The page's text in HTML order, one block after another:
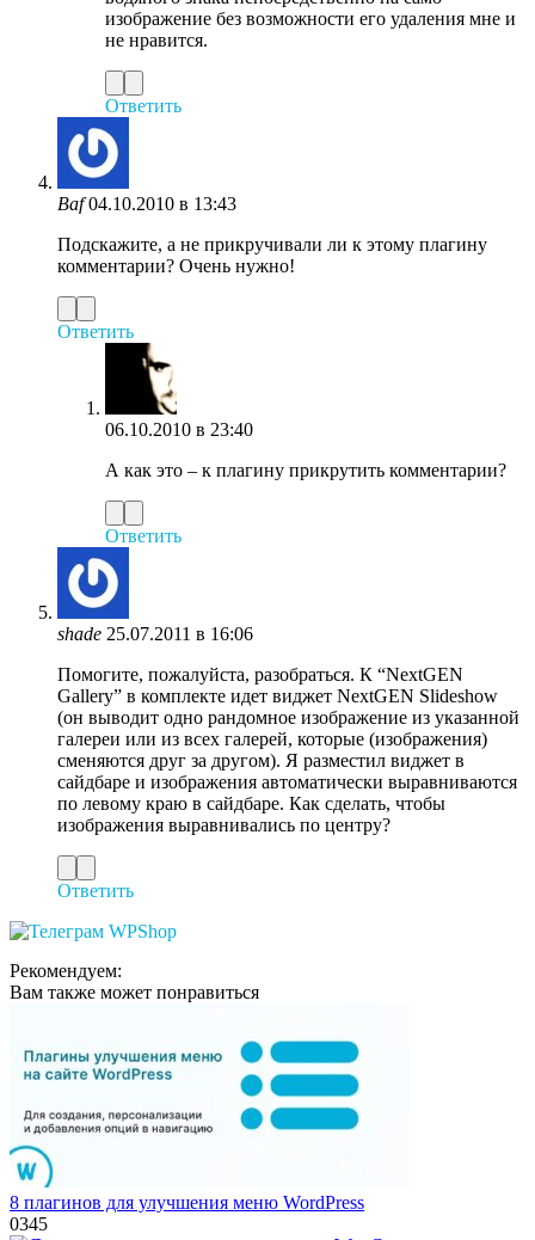
изображение без возможности его удаления мне и
не нравится.
Ответить
Baf 04.10.2010 в 13:43
Подскажите, а не прикручивали ли к этому плагину
комментарии? Очень нужно!
Ответить
06.10.2010 в 23:40
А как это – к плагину прикрутить комментарии?
Ответить
shade 25.07.2011 в 16:06
Помогите, пожалуйста, разобраться. К “NextGEN
Gallery” в комплекте идет виджет NextGEN Slideshow
(он выводит одно рандомное изображение из указанной
галереи или из всех галерей, которые (изображения)
сменяются друг за другом). Я разместил виджет в
сайдбаре и изображения автоматически выравниваются
по левому краю в сайдбаре. Как сделать, чтобы
изображения выравнивались по центру?
Ответить
Рекомендуем:
Вам также может понравиться
8 плагинов для улучшения меню WordPress
0345